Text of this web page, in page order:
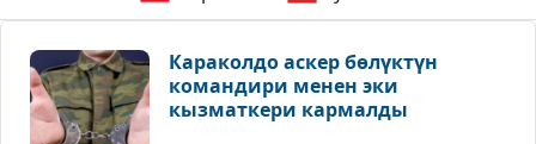
Караколдо аскер бөлүктүн
командири менен эки
кызматкери кармалды